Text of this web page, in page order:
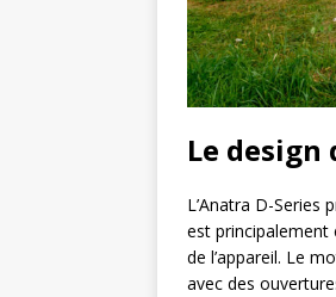
Le design
L’Anatra D-Series
est principalement
de l’appareil. Le
avec des